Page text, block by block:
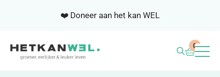
❤️ Doneer aan het kan WEL
0